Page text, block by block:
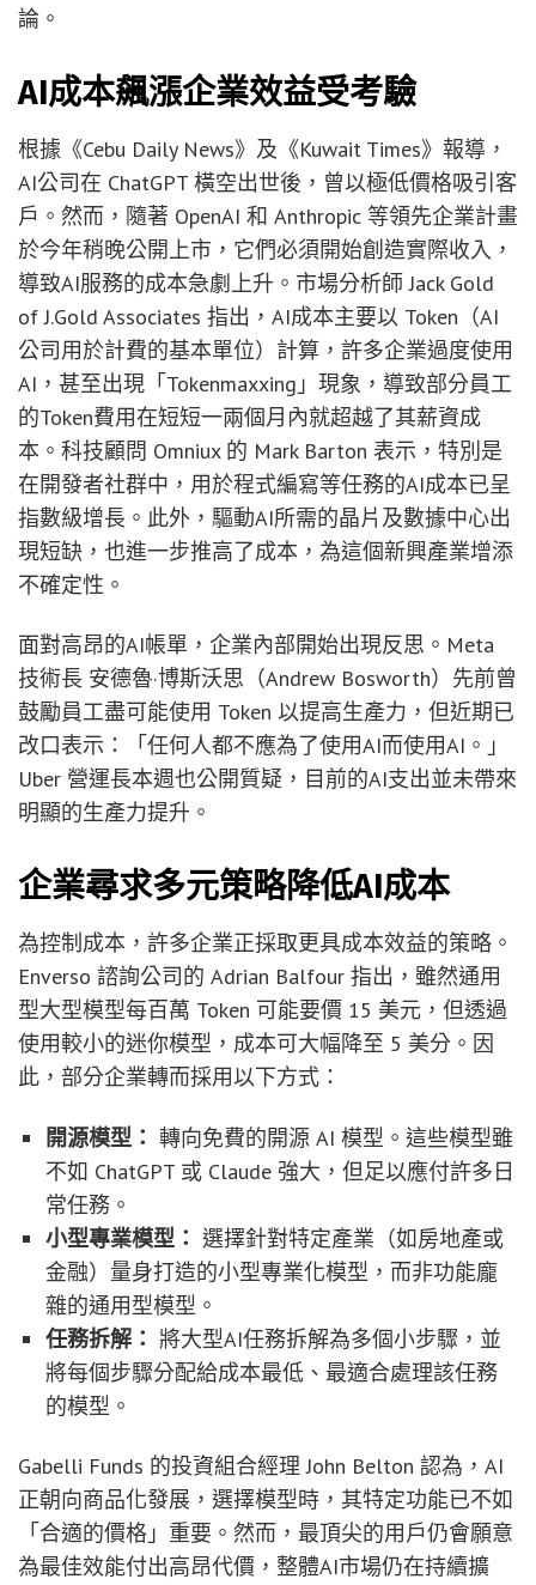
論。
AI成本飆漲企業效益受考驗
根據《Cebu Daily News》及《Kuwait Times》報導，
AI公司在 ChatGPT 橫空出世後，曾以極低價格吸引客
戶。然而，隨著 OpenAI 和 Anthropic 等領先企業計畫
於今年稍晚公開上市，它們必須開始創造實際收入，
導致AI服務的成本急劇上升。市場分析師 Jack Gold
of J.Gold Associates 指出，AI成本主要以 Token（AI
公司用於計費的基本單位）計算，許多企業過度使用
AI，甚至出現「Tokenmaxxing」現象，導致部分員工
的Token費用在短短一兩個月內就超越了其薪資成
本。科技顧問 Omniux 的 Mark Barton 表示，特別是
在開發者社群中，用於程式編寫等任務的AI成本已呈
指數級增長。此外，驅動AI所需的晶片及數據中心出
現短缺，也進一步推高了成本，為這個新興產業增添
不確定性。
面對高昂的AI帳單，企業內部開始出現反思。Meta
技術長 安德魯·博斯沃思（Andrew Bosworth）先前曾
鼓勵員工盡可能使用 Token 以提高生產力，但近期已
改口表示：「任何人都不應為了使用AI而使用AI。」
Uber 營運長本週也公開質疑，目前的AI支出並未帶來
明顯的生產力提升。
企業尋求多元策略降低AI成本
為控制成本，許多企業正採取更具成本效益的策略。
Enverso 諮詢公司的 Adrian Balfour 指出，雖然通用
型大型模型每百萬 Token 可能要價 15 美元，但透過
使用較小的迷你模型，成本可大幅降至 5 美分。因
此，部分企業轉而採用以下方式：
開源模型： 轉向免費的開源 AI 模型。這些模型雖
不如 ChatGPT 或 Claude 強大，但足以應付許多日
常任務。
小型專業模型： 選擇針對特定產業（如房地產或
金融）量身打造的小型專業化模型，而非功能龐
雜的通用型模型。
任務拆解： 將大型AI任務拆解為多個小步驟，並
將每個步驟分配給成本最低、最適合處理該任務
的模型。
Gabelli Funds 的投資組合經理 John Belton 認為，AI
正朝向商品化發展，選擇模型時，其特定功能已不如
「合適的價格」重要。然而，最頂尖的用戶仍會願意
為最佳效能付出高昂代價，整體AI市場仍在持續擴